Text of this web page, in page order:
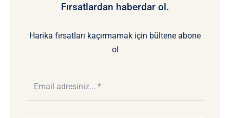
Fırsatlardan haberdar ol.
Harika fırsatları kaçırmamak için bültene abone
ol